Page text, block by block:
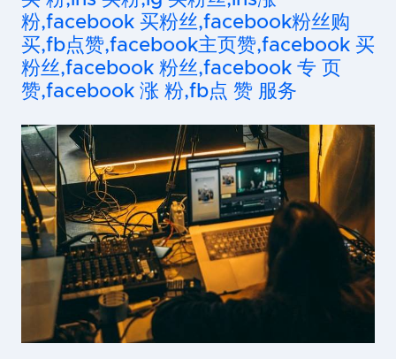
粉,facebook 买粉丝,facebook粉丝购
买,fb点赞,facebook主页赞,facebook 买
粉丝,facebook 粉丝,facebook 专 页
赞,facebook 涨 粉,fb点 赞 服务